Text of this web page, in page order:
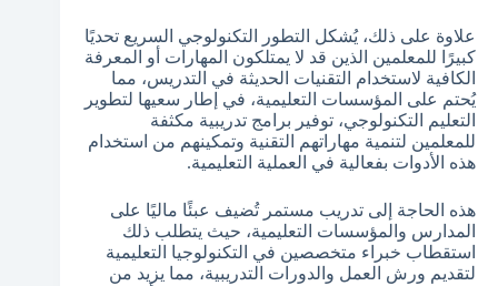
علاوة على ذلك، يُشكل التطور التكنولوجي السريع تحديًا
كبيرًا للمعلمين الذين قد لا يمتلكون المهارات أو المعرفة
الكافية لاستخدام التقنيات الحديثة في التدريس، مما
يُحتم على المؤسسات التعليمية، في إطار سعيها لتطوير
التعليم التكنولوجي، توفير برامج تدريبية مكثفة
للمعلمين لتنمية مهاراتهم التقنية وتمكينهم من استخدام
هذه الأدوات بفعالية في العملية التعليمية.
هذه الحاجة إلى تدريب مستمر تُضيف عبئًا ماليًا على
المدارس والمؤسسات التعليمية، حيث يتطلب ذلك
استقطاب خبراء متخصصين في التكنولوجيا التعليمية
لتقديم ورش العمل والدورات التدريبية، مما يزيد من